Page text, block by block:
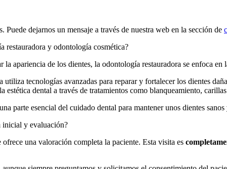
Puede dejarnos un mensaje a través de nuestra web en la sección de
restauradora y odontología cosmética?
apariencia de los dientes, la odontología restauradora se enfoca
tecnologías avanzadas para reparar y fortalecer los dientes
estética dental a través de tratamientos como blanqueamiento,
parte esencial del cuidado dental para mantener unos dientes
inicial y evaluación?
una valoración completa la paciente. Esta visita es